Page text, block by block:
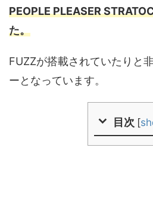
PEOPLE PLEASER
た。
FUZZが搭載されていたりと
ーとなっています。
目次 [